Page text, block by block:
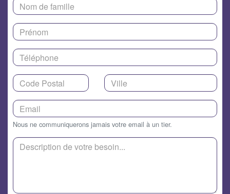
Nous ne communiquerons jamais votre email à un tier.